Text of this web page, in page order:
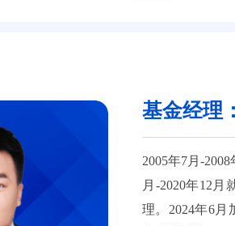
基金经理
2005年7月-
月-2020年12
理。2024年6月